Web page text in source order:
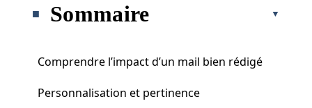
Sommaire
Comprendre l’impact d’un mail bien rédigé
Personnalisation et pertinence